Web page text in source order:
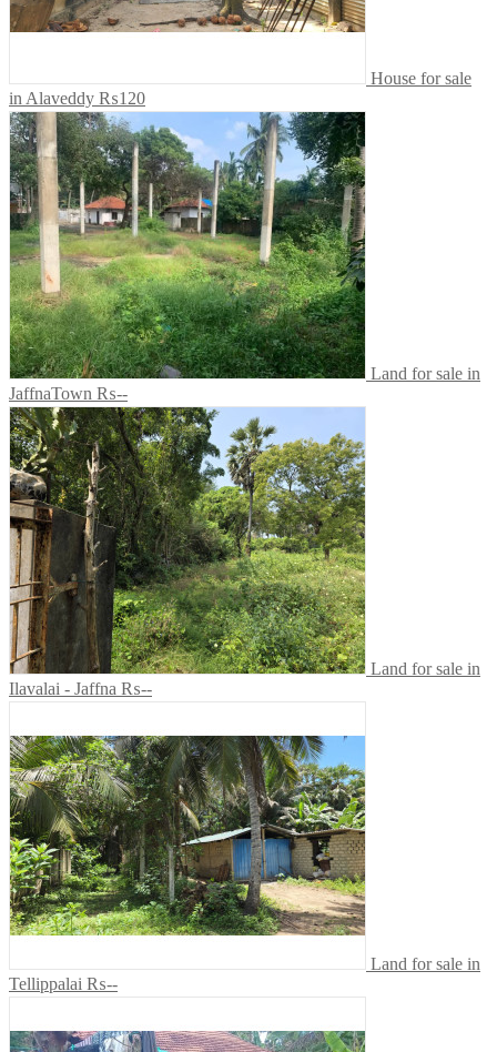
House for sale
in Alaveddy ₨120
Land for sale in
JaffnaTown ₨--
Land for sale in
Ilavalai - Jaffna ₨--
Land for sale in
Tellippalai ₨--